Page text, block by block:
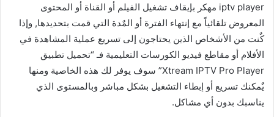
iptv player مهكر بإيقاف تشغيل الفيلم أو القناة أو المحتوى
المعروض تلقائياً مع إنتهاء الفترة أو المٌدة التي قمت بتحديدها, وإذا
كٌنت من الأشخاص الذين يحتاجون إلى تسريع عملية المشاهدة في
الأفلام أو مقاطع فيديو الكورسات التعليمية فـ “تحميل تطبيق
Xtream IPTV Pro Player” سوف يوفر لك هذه الخاصية ومنها
يٌمكنك تسريع أو إبطاء التشغيل بشكل مباشر وبالمستوى الذي
يناسبك بدون أي مشاكل.